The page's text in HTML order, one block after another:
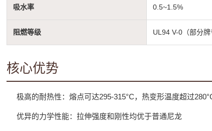
吸水率 0.5~1.5%
阻燃等级 UL94 V-0（部分牌
核心优势
极高的耐热性：熔点可达295-315°C，热变形温度超过
优异的力学性能：拉伸强度和刚性均优于普通尼龙